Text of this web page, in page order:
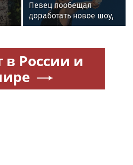
с
Певец пообещал
доработать новое шоу,
подвергнутое критике
в России и